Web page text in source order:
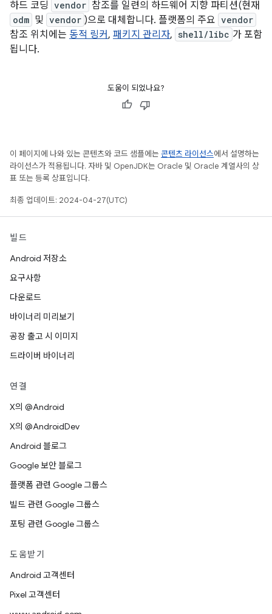
하드 코딩 vendor 참조를 일련의 하드웨어 지향 파티션(현재
odm 및 vendor )으로 대체합니다. 플랫폼의 주요 vendor
참조 위치에는 동적 링커, 패키지 관리자, shell/libc 가 포함
됩니다.
도움이 되었나요?
이 페이지에 나와 있는 콘텐츠와 코드 샘플에는 콘텐츠 라이선스에서 설명하는
라이선스가 적용됩니다. 자바 및 OpenJDK는 Oracle 및 Oracle 계열사의 상
표 또는 등록 상표입니다.
최종 업데이트: 2024-04-27(UTC)
빌드
Android 저장소
요구사항
다운로드
바이너리 미리보기
공장 출고 시 이미지
드라이버 바이너리
연결
X의 @Android
X의 @AndroidDev
Android 블로그
Google 보안 블로그
플랫폼 관련 Google 그룹스
빌드 관련 Google 그룹스
포팅 관련 Google 그룹스
도움받기
Android 고객센터
Pixel 고객센터